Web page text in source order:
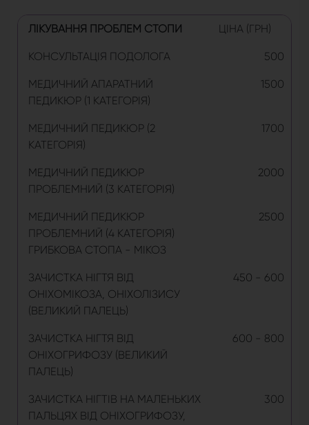
ЛІКУВАННЯ ПРОБЛЕМ СТОПИ ЦІНА (ГРН)
КОНСУЛЬТАЦІЯ ПОДОЛОГА 500
МЕДИЧНИЙ АПАРАТНИЙ
ПЕДИКЮР (1 КАТЕГОРІЯ)
1500
МЕДИЧНИЙ ПЕДИКЮР (2
КАТЕГОРІЯ)
1700
МЕДИЧНИЙ ПЕДИКЮР
ПРОБЛЕМНИЙ (3 КАТЕГОРІЯ)
2000
МЕДИЧНИЙ ПЕДИКЮР
ПРОБЛЕМНИЙ (4 КАТЕГОРІЯ)
ГРИБКОВА СТОПА - МІКОЗ
2500
ЗАЧИСТКА НІГТЯ ВІД
ОНІХОМІКОЗА, ОНІХОЛІЗИСУ
(ВЕЛИКИЙ ПАЛЕЦЬ)
450 - 600
ЗАЧИСТКА НІГТЯ ВІД
ОНІХОГРИФОЗУ (ВЕЛИКИЙ
ПАЛЕЦЬ)
600 - 800
ЗАЧИСТКА НІГТІВ НА МАЛЕНЬКИХ
ПАЛЬЦЯХ ВІД ОНІХОГРИФОЗУ,
300